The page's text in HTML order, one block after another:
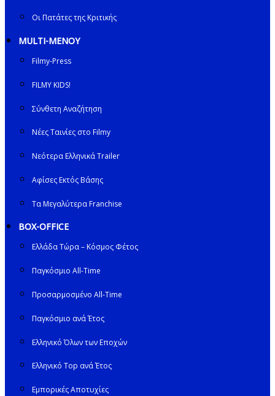
Οι Πατάτες της Κριτικής
MULTI-ΜΕΝΟΥ
Filmy-Press
FILMY KIDS!
Σύνθετη Αναζήτηση
Νέες Ταινίες στο Filmy
Νεότερα Ελληνικά Trailer
Αφίσες Εκτός Βάσης
Τα Μεγαλύτερα Franchise
BOX-OFFICE
Ελλάδα Τώρα – Κόσμος Φέτος
Παγκόσμιο All-Time
Προσαρμοσμένο All-Time
Παγκόσμιο ανά Έτος
Ελληνικό Όλων των Εποχών
Ελληνικό Top ανά Έτος
Εμπορικές Αποτυχίες